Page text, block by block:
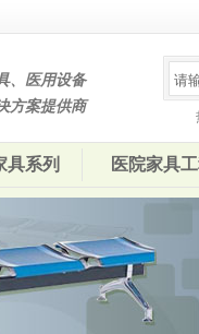
、医用设备
方案提供商
具系列 医院家具